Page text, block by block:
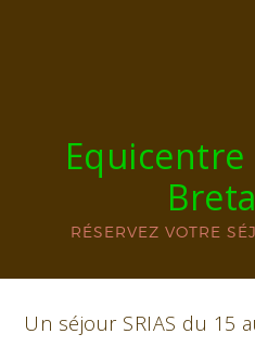
Equicentre
RÉSERVEZ VOTRE
Un séjour SRIAS du 15